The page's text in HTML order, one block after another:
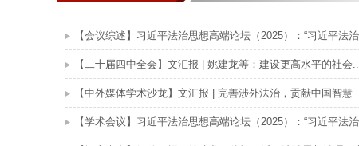
【会议综述】习近平法治思想高端论坛（2025）：“习近平法
【二十届四中全会】文汇报 | 姚建龙等：建设更高水平的社会
【中外媒体学术沙龙】文汇报 | 完善涉外法治，贡献中国智慧
【学术会议】习近平法治思想高端论坛（2025）：“习近平法